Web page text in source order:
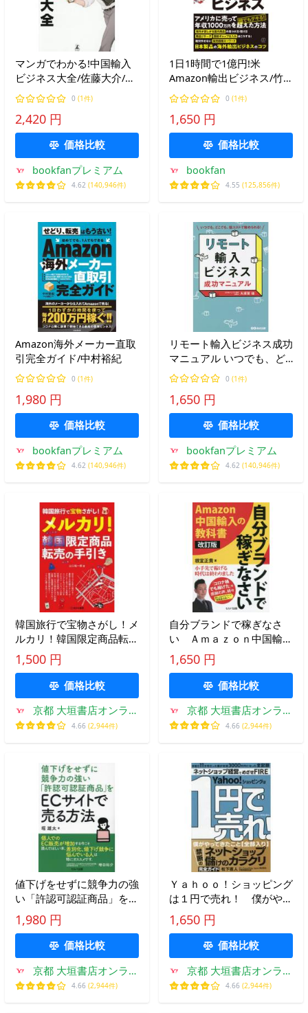
マンガでわかる!中国輸入
ビジネス大全/佐藤大介/松
野実
0 (1件)
2,420 円
価格比較
bookfanプレミアム
4.62 (140,946件)
1日1時間で1億円!米
Amazon輸出ビジネス/竹
中重人
0 (1件)
1,650 円
価格比較
bookfan
4.55 (125,856件)
Amazon海外メーカー直取
引完全ガイド/中村裕紀
0 (1件)
1,980 円
価格比較
bookfanプレミアム
4.62 (140,946件)
リモート輸入ビジネス成功
マニュアル いつでも、ど
こでも、低コストで始めら
れる!/大須賀祐
0 (1件)
1,650 円
価格比較
bookfanプレミアム
4.62 (140,946件)
韓国旅行で宝物さがし！メ
ルカリ！韓国限定商品転売
の手引き / 山口裕一郎
1,500 円
価格比較
京都 大垣書店オンライ
ン
4.66 (2,944件)
自分ブランドで稼ぎなさ
い Ａｍａｚｏｎ中国輸入
の教科書 / 根宜 正貴 著
1,650 円
価格比較
京都 大垣書店オンライ
ン
4.66 (2,944件)
値下げをせずに競争力の強
い「許認可認証商品」をＥ
Ｃサイトで売る方法 / 堀雄
太／著
1,980 円
価格比較
京都 大垣書店オンライ
ン
4.66 (2,944件)
Ｙａｈｏｏ！ショッピング
は１円で売れ！ 僕がやっ
てきたこと〈全部入り〉禁
断のネットショップ儲けの
カラクリ / 松下直人
1,650 円
価格比較
京都 大垣書店オンライ
ン
4.66 (2,944件)